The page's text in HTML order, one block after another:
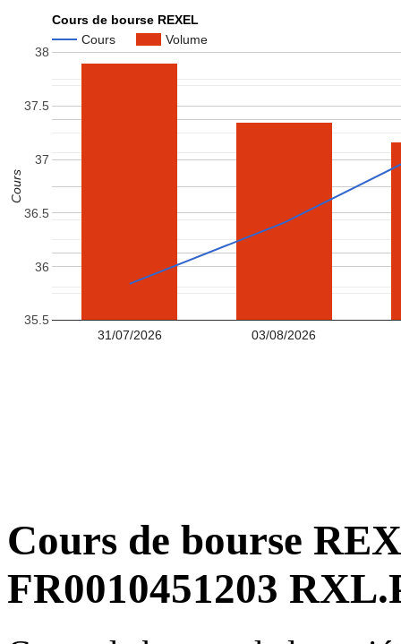
Cours de bourse REXEL
Cours
Volume
31/07/2026 03/08/2026
35.5
36
36.5
37
37.5
38
Cours
Cours de bourse
FR0010451203